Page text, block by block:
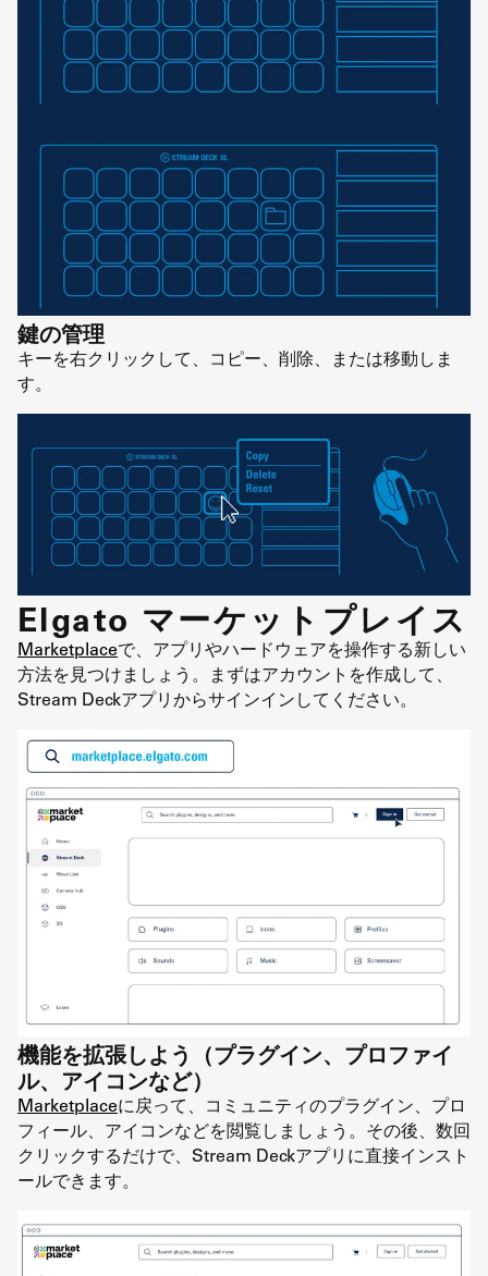
鍵の管理
キーを右クリックして、コピー、削除、または移動しま
す。
Elgato マーケットプレイス
Marketplaceで、アプリやハードウェアを操作する新しい
方法を見つけましょう。まずはアカウントを作成して、
Stream Deckアプリからサインインしてください。
機能を拡張しよう（プラグイン、プロファイ
ル、アイコンなど）
Marketplaceに戻って、コミュニティのプラグイン、プロ
フィール、アイコンなどを閲覧しましょう。その後、数回
クリックするだけで、Stream Deckアプリに直接インスト
ールできます。